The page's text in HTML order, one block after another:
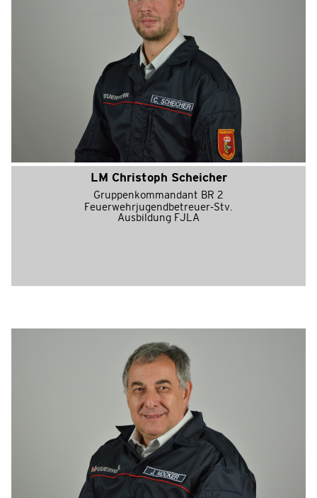
LM Christoph Scheicher
Gruppenkommandant BR 2
Feuerwehrjugendbetreuer-Stv.
Ausbildung FJLA